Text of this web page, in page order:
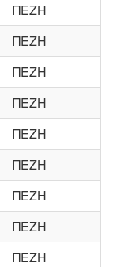
ΠΕΖΗ
ΠΕΖΗ
ΠΕΖΗ
ΠΕΖΗ
ΠΕΖΗ
ΠΕΖΗ
ΠΕΖΗ
ΠΕΖΗ
ΠΕΖΗ